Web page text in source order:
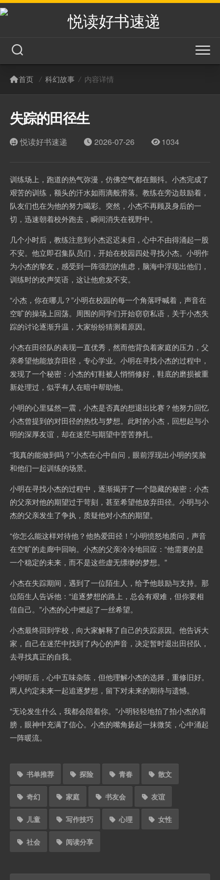
悦读好书速递
首页 / 科幻故事 / 内容详情
失踪的田径生
热门文章
悦读好书速递 2026-07-26 1034
训练场上，跑道的热气弥漫，仿佛空气都在颤抖。小杰完成了
艰苦的训练，额头的汗水如雨滴般滑落。教练在旁边鼓励着，
队友们也在为他的努力喝彩。突然，小杰不再顾及身后的一
切，迅速朝着校外跑去，瞬间消失在视野中。
几个小时后，教练注意到小杰迟迟未归，心中不由得涌起一股
不安。他立即召集队员们，开始在校园四处寻找小杰。小明作
为小杰的挚友，感受到一阵强烈的焦虑，脑海中浮现出他们，
训练时的欢声笑语，这让他愈发不安。
“小杰，你在哪儿？”小明在校园的每一个角落呼喊着，声音在
空旷的操场上回荡。周围的同学们开始窃窃私语，关于小杰失
踪的讨论逐渐升温，大家纷纷猜测着原因。
小杰在田径队的表现一直优秀，然而他背负着家庭的压力，父
亲希望他能放弃田径，专心学业。小明在寻找小杰的过程中，
发现了一个秘密：小杰的钉鞋被人悄悄修好，鞋底的磨损被重
新处理过，似乎有人在暗中帮助他。
小明的心里猛然一震，小杰是否真的想退出比赛？他努力回忆
小杰曾提到的对田径的热忱与梦想。此时的小杰，回想起与小
明的深厚友谊，却在迷茫与期望中苦苦挣扎。
“我真的能做到吗？”小杰在心中自问，眼前浮现出小明的笑脸
和他们一起训练的场景。
小明在寻找小杰的过程中，逐渐揭开了一个隐藏的秘密：小杰
的父亲对他的期望过于苛刻，甚至希望他放弃田径。小明与小
杰的父亲发生了争执，质疑他对小杰的期望。
“你怎么能这样对待他？他热爱田径！”小明愤怒地质问，声音
在空旷的走廊中回响。小杰的父亲冷冷地回应：“他需要的是
一个稳定的未来，而不是这些虚无缥缈的梦想。”
小杰在失踪期间，遇到了一位陌生人，给予他鼓励与支持。那
位陌生人告诉他：“追逐梦想的路上，总会有艰难，但你要相
信自己。”小杰的心中燃起了一丝希望。
小杰最终回到学校，向大家解释了自己的失踪原因。他告诉大
家，自己在迷茫中找到了内心的声音，决定暂时退出田径队，
去寻找真正的自我。
小明听后，心中五味杂陈，但他理解小杰的选择，重修旧好。
两人约定未来一起追逐梦想，留下对未来的期待与遗憾。
“无论发生什么，我都会陪着你。”小明轻轻地拍了拍小杰的肩
膀，眼神中充满了信心。小杰的嘴角扬起一抹微笑，心中涌起
一阵暖流。
书单推荐 探险 青春 散文
奇幻 家庭 书友会 友谊
儿童 写作技巧 心理 女性
社会 阅读分享